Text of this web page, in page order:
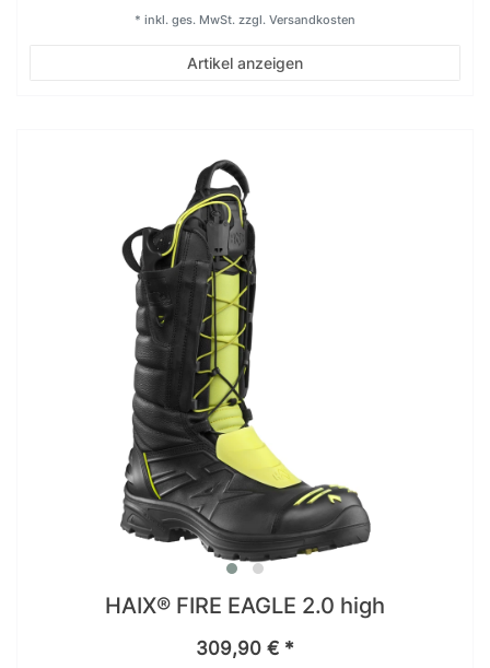
Artikel anzeigen
* inkl. ges. MwSt. zzgl. Versandkosten
HAIX® FIRE EAGLE 2.0 high
309,90 € *